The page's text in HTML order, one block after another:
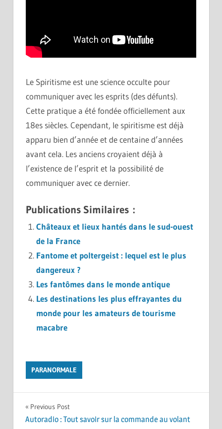
Le Spiritisme est une science occulte pour
communiquer avec les esprits (des défunts).
Cette pratique a été fondée officiellement aux
18es siècles. Cependant, le spiritisme est déjà
apparu bien d’année et de centaine d’années
avant cela. Les anciens croyaient déjà à
l’existence de l’esprit et la possibilité de
communiquer avec ce dernier.
Publications Similaires :
Châteaux et lieux hantés dans le sud-ouest
de la France
Fantome et poltergeist : lequel est le plus
dangereux ?
Les fantômes dans le monde antique
Les destinations les plus effrayantes du
monde pour les amateurs de tourisme
macabre
PARANORMALE
Previous Post
Autoradio : Tout savoir sur la commande au volant